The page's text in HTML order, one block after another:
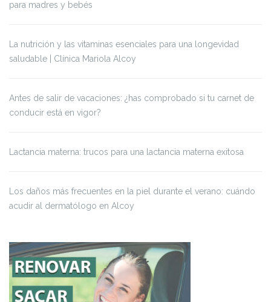
para madres y bebés
La nutrición y las vitaminas esenciales para una longevidad
saludable | Clínica Mariola Alcoy
Antes de salir de vacaciones: ¿has comprobado si tu carnet de
conducir está en vigor?
Lactancia materna: trucos para una lactancia materna exitosa
Los daños más frecuentes en la piel durante el verano: cuándo
acudir al dermatólogo en Alcoy